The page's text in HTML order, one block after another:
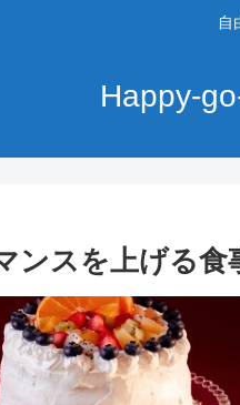
自
Happy-
ンスを上げる食